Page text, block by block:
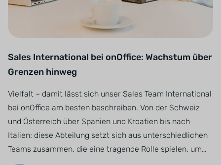
Sales International bei onOffice: Wachstum über
Grenzen hinweg
Vielfalt – damit lässt sich unser Sales Team International
bei onOffice am besten beschreiben. Von der Schweiz
und Österreich über Spanien und Kroatien bis nach
Italien: diese Abteilung setzt sich aus unterschiedlichen
Teams zusammen, die eine tragende Rolle spielen, um…